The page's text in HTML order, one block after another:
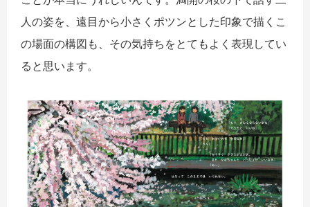
人の姿を、遠目から小さくポツンとした印象で描くこ
の場面の構図も、その気持ちをとてもよく表現してい
ると思います。